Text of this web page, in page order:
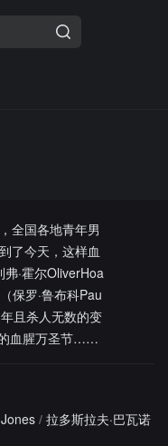
全国各地青年男
了今天，这样血
·霍尔OliverHoa
保罗·鲁布科Pau
且杀人无数的变
的血腥万圣节……
/ 拉多斯拉夫·巴瓦诺